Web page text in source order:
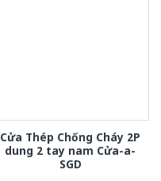
Cửa Thép Chống Cháy 2P
dung 2 tay nam Cửa-a-
SGD